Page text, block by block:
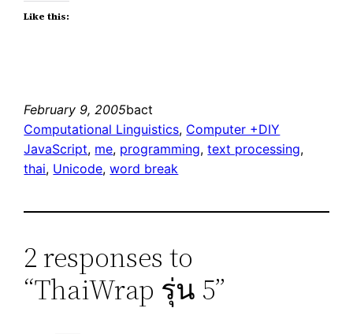
Like this:
February 9, 2005bact
Computational Linguistics, Computer +DIY
JavaScript, me, programming, text processing
thai, Unicode, word break
2 responses to
“ThaiWrap รุ่น 5”